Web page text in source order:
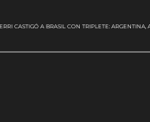
CASTIGÓ A BRASIL CON TRIPLETE: